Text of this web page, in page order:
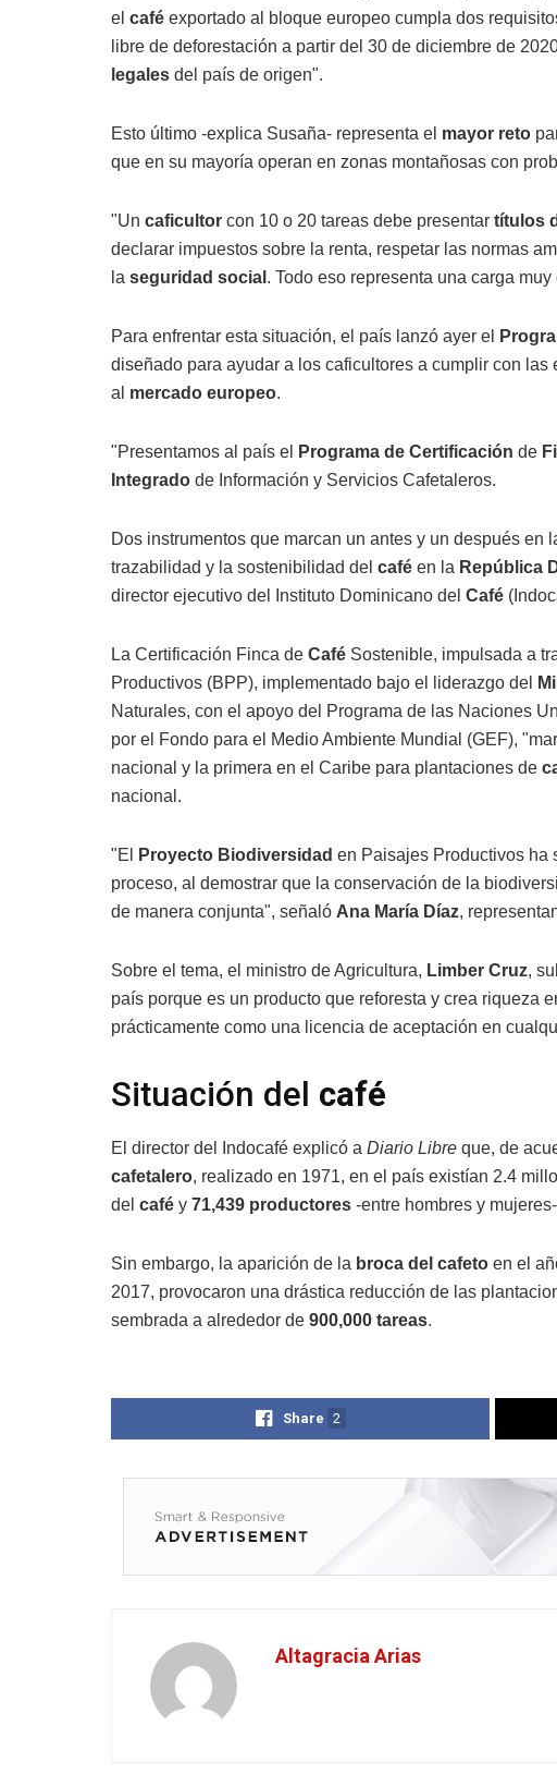
el café exportado al bloque europeo cumpla dos
libre de deforestación a partir del 30 de diciembre de
legales del país de origen".
Esto último -explica Susaña- representa el mayor reto
que en su mayoría operan en zonas montañosas con
"Un caficultor con 10 o 20 tareas debe presentar títulos
declarar impuestos sobre la renta, respetar las normas
la seguridad social . Todo eso representa una carga
Para enfrentar esta situación, el país lanzó ayer el
diseñado para ayudar a los caficultores a cumplir con
al mercado europeo.
"Presentamos al país el Programa de Certificación de
Integrado de Información y Servicios Cafetaleros.
Dos instrumentos que marcan un antes y un después en
trazabilidad y la sostenibilidad del café en la República
director ejecutivo del Instituto Dominicano del Café
La Certificación Finca de Café Sostenible, impulsada a
Productivos (BPP), implementado bajo el liderazgo del
Naturales, con el apoyo del Programa de las Naciones
por el Fondo para el Medio Ambiente Mundial (GEF),
nacional y la primera en el Caribe para plantaciones de
nacional.
"El Proyecto Biodiversidad en Paisajes Productivos ha
proceso, al demostrar que la conservación de la
de manera conjunta", señaló Ana María Díaz,
Sobre el tema, el ministro de Agricultura, Limber Cruz,
país porque es un producto que reforesta y crea riqueza
prácticamente como una licencia de aceptación en
Situación del café
El director del Indocafé explicó a Diario Libre que, de
cafetalero, realizado en 1971, en el país existían 2.4
del café y 71,439 productores -entre hombres y
Sin embargo, la aparición de la broca del cafeto en el
2017, provocaron una drástica reducción de las
sembrada a alrededor de 900,000 tareas.
Share 2
Altagracia Arias